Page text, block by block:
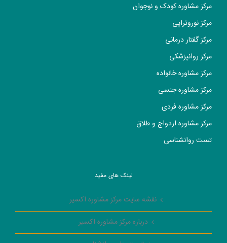
مرکز مشاوره کودک و نوجوان
مرکز نوروتراپی
مرکز گفتار درمانی
مرکز روانپزشکی
مرکز مشاوره خانواده
مرکز مشاوره جنسی
مرکز مشاوره فردی
مرکز مشاوره ازدواج و طلاق
تست روانشناسی
لینک های مفید
نقشه سایت مرکز مشاوره اکسیر
درباره مرکز مشاوره اکسیر